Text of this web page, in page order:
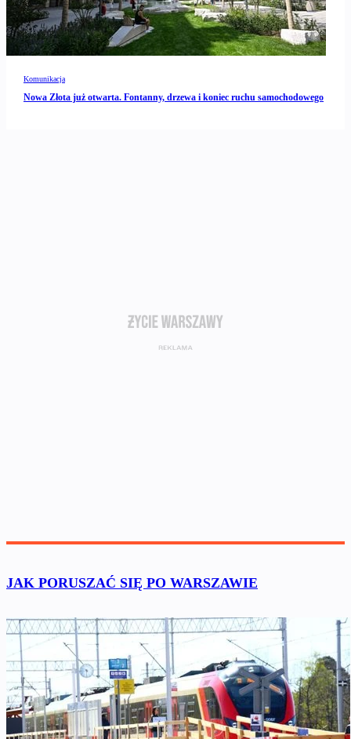
Komunikacja
Nowa Złota już otwarta. Fontanny, drzewa i koniec ruchu samochodowego
JAK PORUSZAĆ SIĘ PO WARSZAWIE